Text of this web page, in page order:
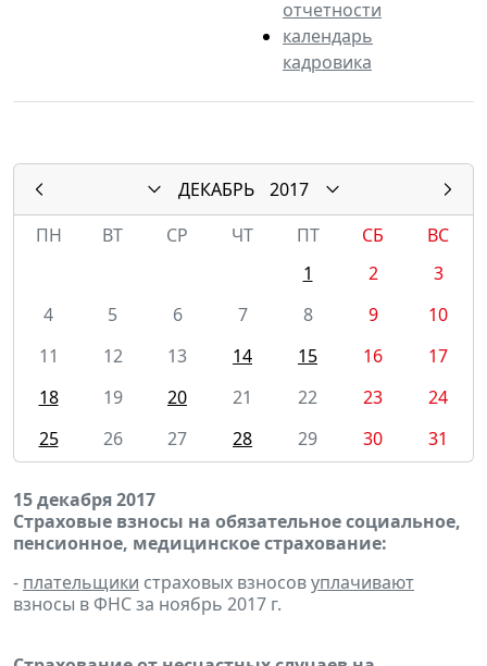
отчетности
календарь
кадровика
ДЕКАБРЬ
2017
ПН
ВТ СР ЧТ ПТ СБ
ВС
1
2
3
4
5 6 7 8 9
10
11
12 13 14 15 16
17
18
19 20 21 22 23
24
25
26 27 28 29 30 31
15 декабря 2017
Страховые взносы на обязательное социальное,
пенсионное, медицинское страхование:
- плательщики страховых взносовуплачивают
взносы в ФНС за ноябрь 2017 г.